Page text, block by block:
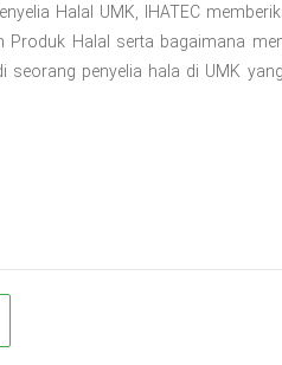
Halal UMK, IHATEC
Produk Halal serta bagaimana
seorang penyelia hala di UMK